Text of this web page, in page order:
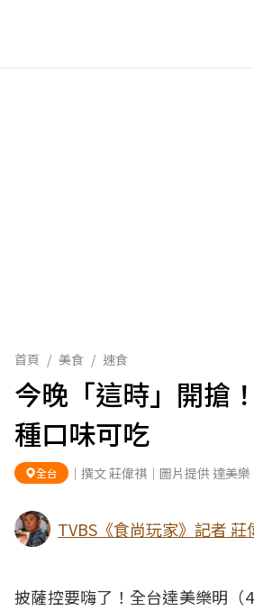
首頁 / 美食 / 速食
今晚「這時」開搶
種口味可吃
全台 ｜撰文 莊偉祺｜圖片提供 達美樂
TVBS《食尚玩家》記者 莊
披薩控要嗨了！全台達美樂明